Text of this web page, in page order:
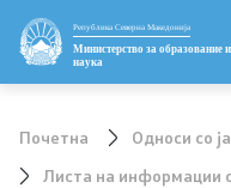
Република Северна Македонија
Министерство за образование и
наука
Министерство
Заменик министер
Почетна
Односи со
Листа на информации